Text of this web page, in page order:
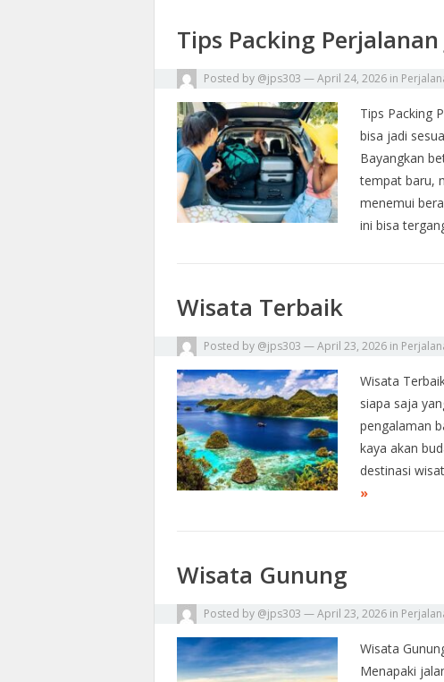
Tips Packing Perjalanan
Posted by @jps303 —April 24, 2026 in
Tips Packing
bisa jadi
Bayangkan
tempat baru,
menemui
ini bisa
Wisata Terbaik
Posted by @jps303 —April 23, 2026 in
Wisata
siapa saja
pengalaman
kaya akan
destinasi
»
Wisata Gunung
Posted by @jps303 —April 23, 2026 in
Wisata
Menapaki